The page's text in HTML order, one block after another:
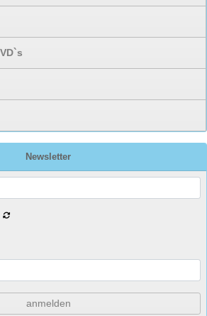
Newsletter
anmelden